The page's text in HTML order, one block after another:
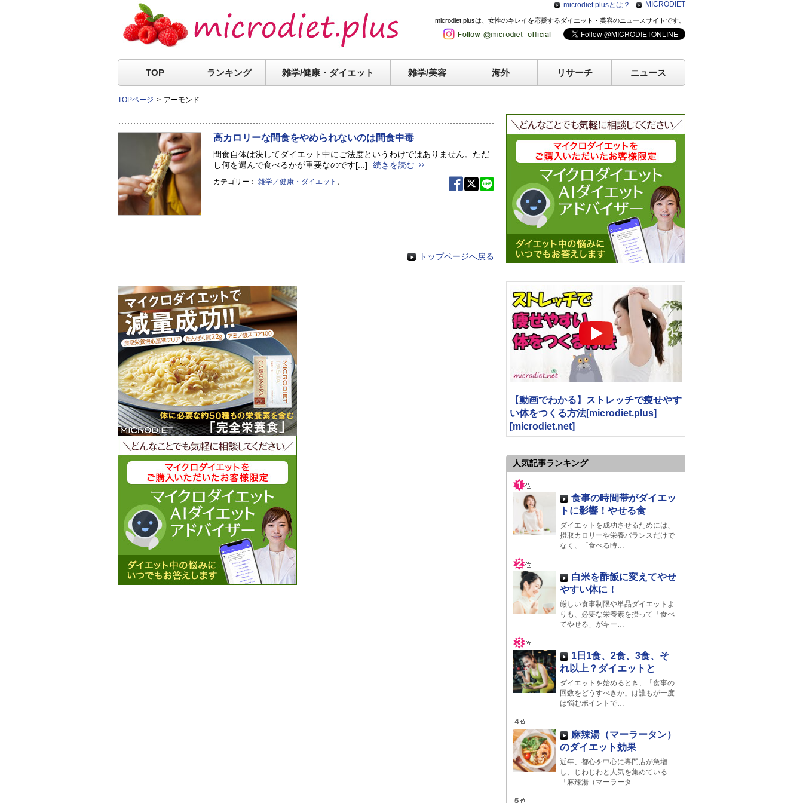
microdiet.plusとは？ MICRODIET
microdiet.plusは、女性のキレイを応援するダイエット・美容のニュースサイトです。
TOP ランキング 雑学/健康・ ダイエット 雑学/美容 海外 リサーチ ニュース
TOPページ アーモンド
高カロリーな間食をやめられないのは間食中毒
間食自体は決してダイエット中にご法度というわけではありません。ただ
し何を選んで食べるかが重要なのです[...]
続きを読む
カテゴリー：雑学／健康・ダイエット 、
トップページへ戻る
【動画でわかる】ストレッチで痩せやす
い体をつくる方法[microdiet.plus]
[microdiet.net]
人気記事ランキング
食事の時間帯がダイエッ
トに影響！やせる食
ダイエットを成功させるためには、
摂取カロリーや栄養バランスだけで
なく、「食べる時…
白米を酢飯に変えてやせ
やすい体に！
厳しい食事制限や単品ダイエットよ
りも、必要な栄養素を摂って「食べ
てやせる」がキー…
1日1食、2食、3食、そ
れ以上？ダイエットと
ダイエットを始めるとき、「食事の
回数をどうすべきか」は誰もが一度
は悩むポイントで…
麻辣湯（マーラータン）
のダイエット効果
近年、都心を中心に専門店が急増
し、じわじわと人気を集めている
「麻辣湯（マーラータ…